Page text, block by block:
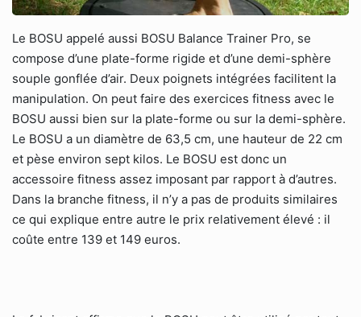
Le BOSU appelé aussi BOSU Balance Trainer Pro, se
compose d’une plate-forme rigide et d’une demi-sphère
souple gonflée d’air. Deux poignets intégrées facilitent la
manipulation. On peut faire des exercices fitness avec le
BOSU aussi bien sur la plate-forme ou sur la demi-sphère.
Le BOSU a un diamètre de 63,5 cm, une hauteur de 22 cm
et pèse environ sept kilos. Le BOSU est donc un
accessoire fitness assez imposant par rapport à d’autres.
Dans la branche fitness, il n’y a pas de produits similaires
ce qui explique entre autre le prix relativement élevé : il
coûte entre 139 et 149 euros.